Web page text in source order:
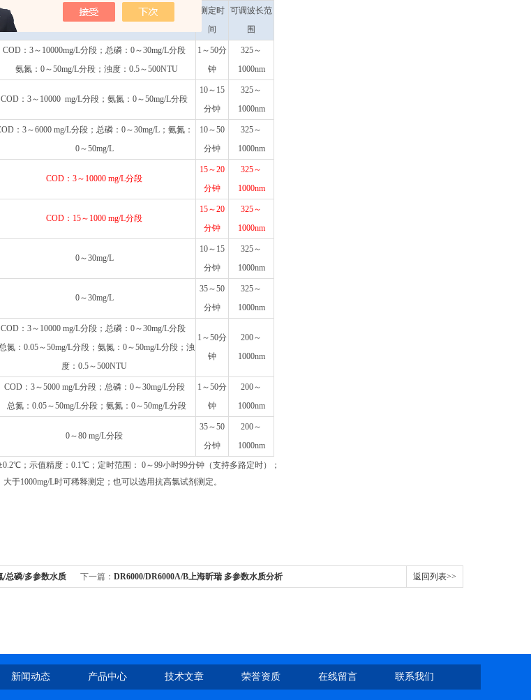
测定范围
测定时
间
可调波长范
围
COD：3～10000mg/L分段；总磷：0～30mg/L分段
氨氮：0～50mg/L分段；浊度：0.5～500NTU
1～50分
钟
325～
1000nm
COD：3～10000 mg/L分段；氨氮：0～50mg/L分段
10～15
分钟
325～
1000nm
：3～6000 mg/L分段；总磷：0～30mg/L；氨氮：
0～50mg/L
10～50
分钟
325～
1000nm
COD：3～10000 mg/L分段
15～20
分钟
325～
1000nm
COD：15～1000 mg/L分段
15～20
分钟
325～
1000nm
0～30mg/L
10～15
分钟
325～
1000nm
0～30mg/L
35～50
分钟
325～
1000nm
COD：3～10000 mg/L分段；总磷：0～30mg/L分段
氮：0.05～50mg/L分段；氨氮：0～50mg/L分段；浊
度：0.5～500NTU
1～50分
钟
200～
1000nm
COD：3～5000 mg/L分段；总磷：0～30mg/L分段
总氮：0.05～50mg/L分段；氨氮：0～50mg/L分段
1～50分
钟
200～
1000nm
0～80 mg/L分段
35～50
分钟
200～
1000nm
；示值精度：0.1℃；定时范围： 0～99小时99分钟（支持多路定时）；
于1000mg/L时可稀释测定；也可以选用抗高氯试剂测定。
/总磷/多参数水质 下一篇： DR6000/DR6000A/B上海昕瑞 多参数水质分析 返回列表>>
新闻动态 产品中心 技术文章 荣誉资质 在线留言 联系我们